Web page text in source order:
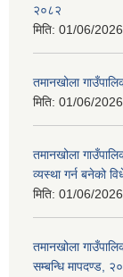
२०८२
मिति: 01/06/
तमानखोला
मिति: 01/06/
तमानखोला
व्यस्था गर्न बनेको
मिति: 01/06/
तमानखोला
सम्बन्धि मापदण्ड,